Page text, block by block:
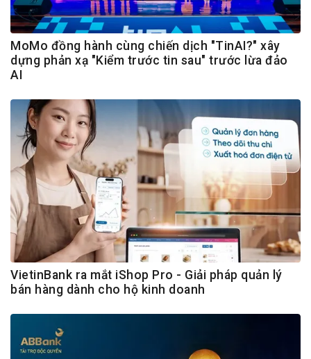
MoMo đồng hành cùng chiến dịch "TinAI?" xây
dựng phản xạ "Kiểm trước tin sau" trước lừa đảo
AI
VietinBank ra mắt iShop Pro - Giải pháp quản lý
bán hàng dành cho hộ kinh doanh